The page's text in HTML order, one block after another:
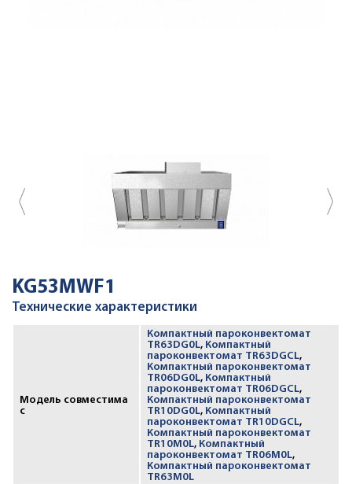
KG53MWF1
Технические характеристики
Модель совместима
с
Компактный пароконвектомат
TR63DG0L, Компактный
пароконвектомат TR63DGCL,
Компактный пароконвектомат
TR06DG0L, Компактный
пароконвектомат TR06DGCL,
Компактный пароконвектомат
TR10DG0L, Компактный
пароконвектомат TR10DGCL,
Компактный пароконвектомат
TR10M0L, Компактный
пароконвектомат TR06M0L,
Компактный пароконвектомат
TR63M0L